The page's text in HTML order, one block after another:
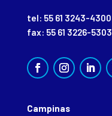
tel: 55 61 3243-4300
fax: 55 61 3226-5303
Campinas